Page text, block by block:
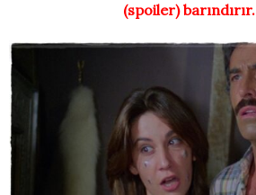
(spoiler)